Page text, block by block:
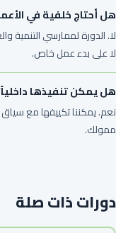
هل أحتاج خلفية في
لا. الدورة لممارسي التنمية
لا على بدء عمل خاص.
هل يمكن تنفيذها
نعم. يمكننا تكييفها مع
ممولك.
دورات ذات صلة